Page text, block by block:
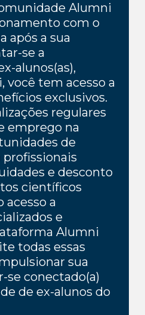
Alumni
com o
após a sua
se a
alunos(as),
você tem acesso a
exclusivos.
regulares
emprego na
de
e desconto
científicos
acesso a
e
Alumni
todas essas
sua
se conectado(a)
de ex-alunos do